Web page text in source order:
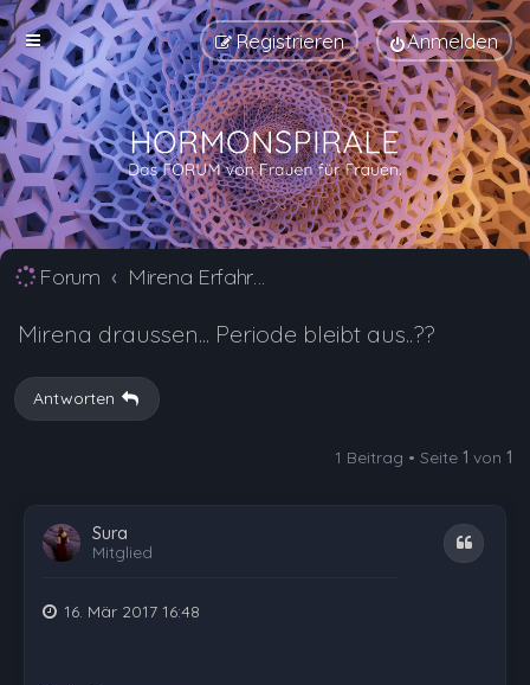
Anmelden
Registrieren
Forum Mirena Erfahrungsberichte und Nebenwirkungen
Mirena draussen... Periode bleibt aus..??
Antworten
1 Beitrag • Seite 1 von 1
Sura
Mitglied
Zitat
16. Mär 2017 16:48